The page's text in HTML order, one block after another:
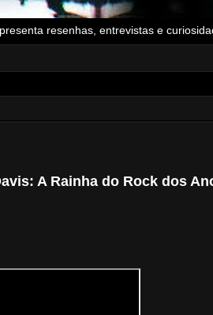
resenhas, entrevistas e
A Rainha do Rock dos